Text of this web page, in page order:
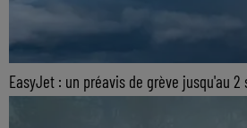
EasyJet : un préavis de grève jusqu'au 2